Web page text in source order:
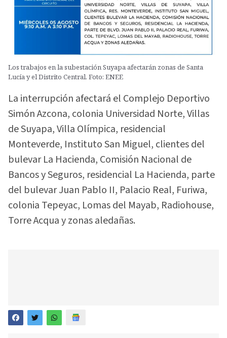
Los trabajos en la subestación Suyapa afectarán zonas de Santa
Lucía y el Distrito Central. Foto: ENEE
La interrupción afectará el Complejo Deportivo
Simón Azcona, colonia Universidad Norte, Villas
de Suyapa, Villa Olímpica, residencial
Monteverde, Instituto San Miguel, clientes del
bulevar La Hacienda, Comisión Nacional de
Bancos y Seguros, residencial La Hacienda, parte
del bulevar Juan Pablo II, Palacio Real, Furiwa,
colonia Tepeyac, Lomas del Mayab, Radiohouse,
Torre Acqua y zonas aledañas.